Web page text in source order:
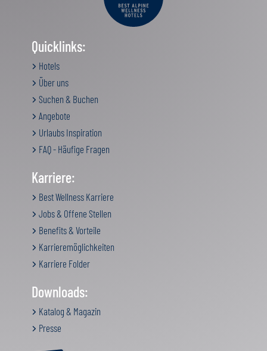
Quicklinks:
Hotels
Über uns
Suchen & Buchen
Angebote
Urlaubs Inspiration
FAQ - Häufige Fragen
Karriere:
Best Wellness Karriere
Jobs & Offene Stellen
Benefits & Vorteile
Karrieremöglichkeiten
Karriere Folder
Downloads:
Katalog & Magazin
Presse